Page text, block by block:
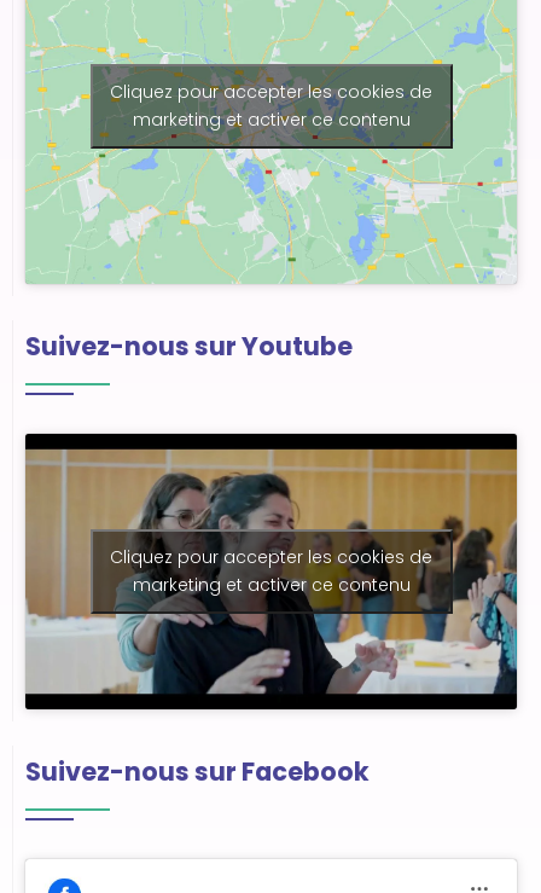
Cliquez pour accepter les cookies de
marketing et activer ce contenu
Suivez-nous sur Youtube
Cliquez pour accepter les cookies de
marketing et activer ce contenu
Suivez-nous sur Facebook